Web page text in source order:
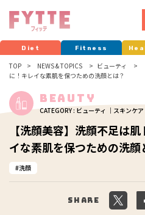
Diet Fitness
TOP NEWS & TOPICS ビューティ
に！キレイな素肌を保つための洗顔とは？
Beauty
CATEGORY : ビューティ ｜スキンケア
【洗顔美容】洗顔不足は
イな素肌を保つための洗顔
洗顔
Share